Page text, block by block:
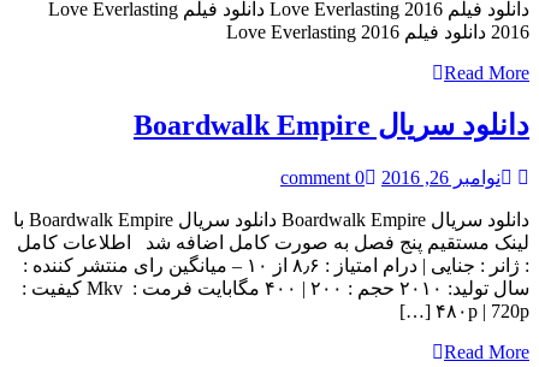
دانلود فیلم Love Everlasting 2016 دانلود فیلم Love Everlasting
2016 دانلود فیلم Love Everlasting 2016
Read More
دانلود سریال Boardwalk Empire
نوامبر 26, 2016 0 comment
دانلود سریال Boardwalk Empire دانلود سریال Boardwalk Empire با
لینک مستقیم پنج فصل به صورت کامل اضافه شد اطلاعات کامل
: ژانر : جنایی | درام امتیاز : ۸٫۶ از ۱۰ – میانگین رای منتشر کننده :
سال تولید: ۲۰۱۰ حجم : ۲۰۰ | ۴۰۰ مگابایت فرمت : Mkv کیفیت :
۴۸۰p | 720p […]
Read More